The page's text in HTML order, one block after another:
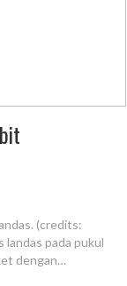
(credits:
pada pukul
dengan…